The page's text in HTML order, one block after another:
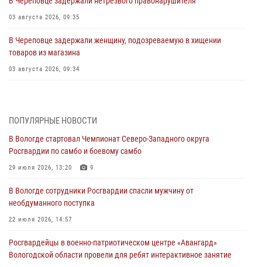
03 августа 2026, 09:35
В Череповце задержали женщину, подозреваемую в хищении
товаров из магазина
03 августа 2026, 09:34
самбо
ЗА МИНУВШУЮ НЕДЕЛЮ СОТРУДНИКАМИ ВНЕВЕДОМСТВЕННОЙ
ОХРАНЫ РОСГВАРДИИ В ВОЛОГОДСКОЙ ОБЛАСТИ ЗАДЕРЖАНО 23
02 августа 2026, 10:37
Росгвардейцы в г. Соколе задержали несовершеннолетнего
31 июля 2026, 06:43
ПОПУЛЯРНЫЕ НОВОСТИ
В Вологде стартовал Чемпионат Северо-Западного округа
Росгвардии по самбо и боевому самбо
29 июля 2026, 13:20 9
В Вологде сотрудники Росгвардии спасли мужчину от
необдуманного поступка
22 июля 2026, 14:57
Росгвардейцы в военно-патриотическом центре «Авангард»
Вологодской области провели для ребят интерактивное занятие